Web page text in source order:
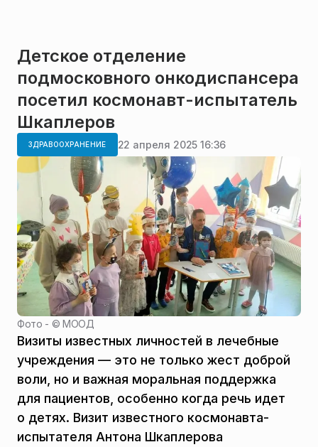
Детское отделение
подмосковного онкодиспансера
посетил космонавт-испытатель
Шкаплеров
ЗДРАВООХРАНЕНИЕ 22 апреля 2025 16:36
Фото - ©МООД
Визиты известных личностей в лечебные
учреждения — это не только жест доброй
воли, но и важная моральная поддержка
для пациентов, особенно когда речь идет
о детях. Визит известного космонавта-
испытателя Антона Шкаплерова